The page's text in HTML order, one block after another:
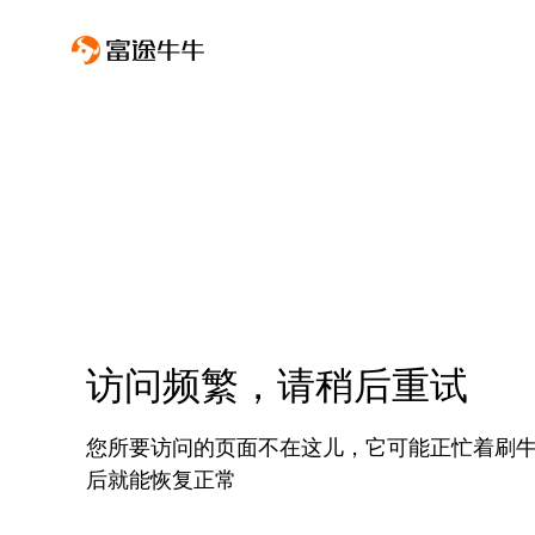
访问频繁，请稍后重试
您所要访问的页面不在这儿，它可能正忙着刷
后就能恢复正常